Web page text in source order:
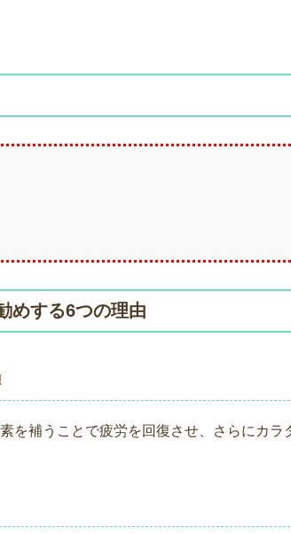
めする6つの理由
を補うことで疲労を回復させ、さらにカラ